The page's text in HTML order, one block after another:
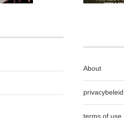
About
privacybeleid
terms of use